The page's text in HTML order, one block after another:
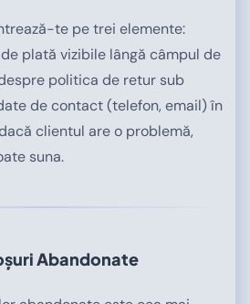
te pe trei elemente:
plată vizibile lângă câmpul de
politica de retur sub
de contact (telefon, email) în
clientul are o problemă,
suna.
Abandonate